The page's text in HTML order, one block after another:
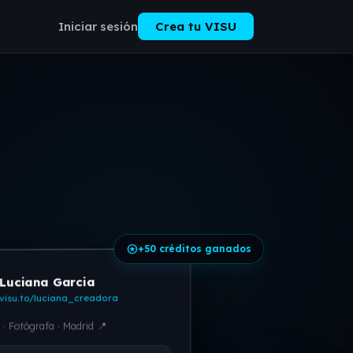
Iniciar sesión Crea tu VISU
Luciana Garcia
visu.to/luciana_creadora
Fotógrafa · Madrid 📍
stars+50 créditos ganados